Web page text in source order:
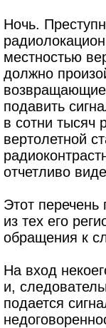
Ночь.
местностью
должно
подавить
в сотни тысяч
вертолетной
отчетливо
Этот перечень
из тех его
обращения к
На вход
и,
подается